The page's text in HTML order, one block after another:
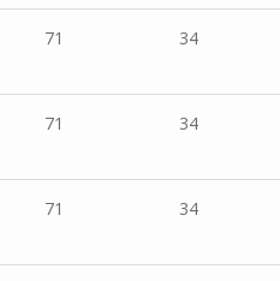
71 34
71 34
71 34